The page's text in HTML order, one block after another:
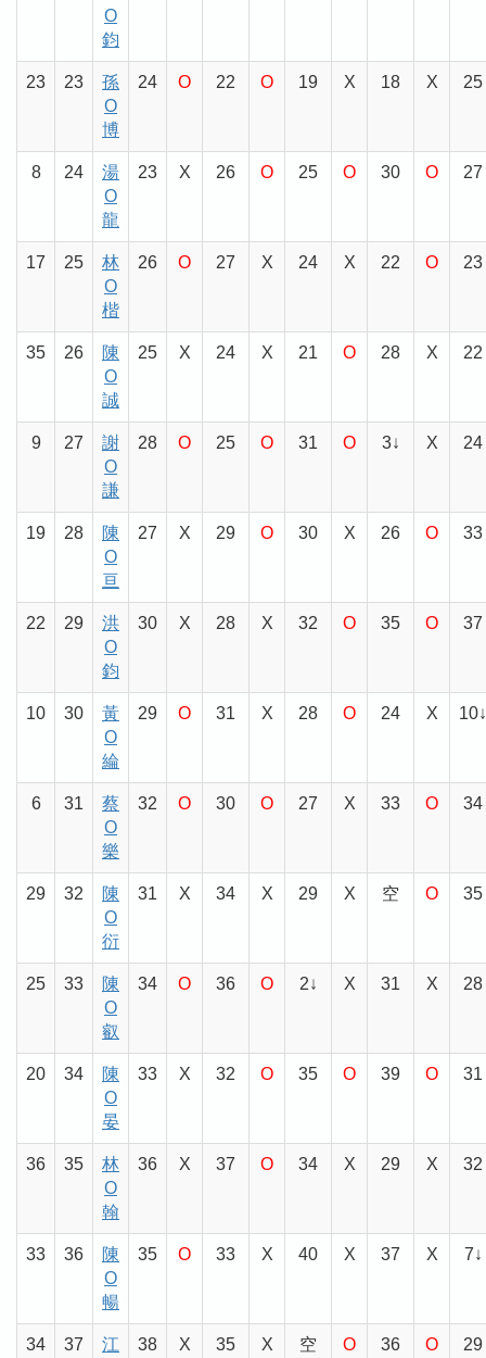
O
鈞
23 23
孫
O
博
24 O 22 O 19 X 18 X 25
8 24
湯
O
龍
23 X 26 O 25 O 30 O 27
17 25
林
O
楷
26 O 27 X 24 X 22 O 23
35 26
陳
O
誠
25 X 24 X 21 O 28 X 22
9 27
謝
O
謙
28 O 25 O 31 O 3↓ X 24
19 28
陳
O
亘
27 X 29 O 30 X 26 O 33
22 29
洪
O
鈞
30 X 28 X 32 O 35 O 37
10 30
黃
O
綸
29 O 31 X 28 O 24 X 10↓
6 31
蔡
O
樂
32 O 30 O 27 X 33 O 34
29 32
陳
O
衍
31 X 34 X 29 X 空 O 35
25 33
陳
O
叡
34 O 36 O 2↓ X 31 X 28
20 34
陳
O
晏
33 X 32 O 35 O 39 O 31
36 35
林
O
翰
36 X 37 O 34 X 29 X 32
33 36
陳
O
暢
35 O 33 X 40 X 37 X 7↓
34 37
江
38 X 35 X 空 O 36 O 29